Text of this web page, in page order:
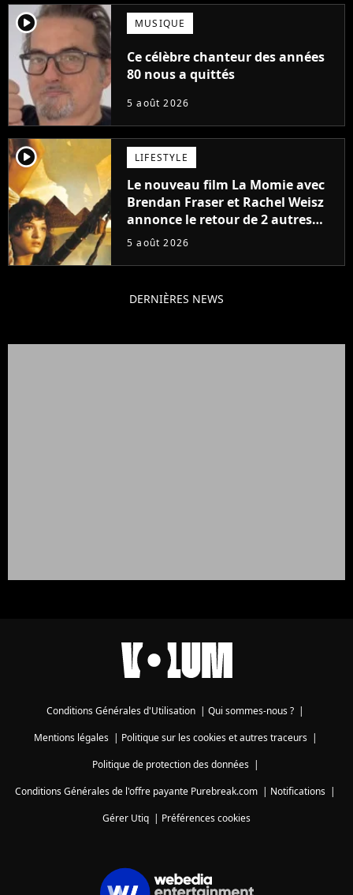
player2 MUSIQUE
Ce célèbre chanteur des années
80 nous a quittés
5 août 2026
player2 LIFESTYLE
Le nouveau film La Momie avec
Brendan Fraser et Rachel Weisz
annonce le retour de 2 autres
personnages emblématiques de
5 août 2026
DERNIÈRES NEWS
Conditions Générales d'Utilisation | Qui sommes-nous ? |
Mentions légales| Politique sur les cookies et autres traceurs|
Politique de protection des données|
Conditions Générales de l'offre payante Purebreak.com | Notifications |
Gérer Utiq | Préférences cookies